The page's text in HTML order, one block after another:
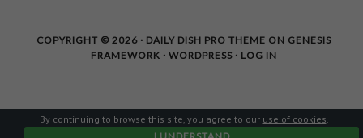
COPYRIGHT © 2026 · DAILY DISH PRO THEME ON GENESIS
FRAMEWORK · WORDPRESS· LOG IN
By continuing to browse this site, you agree to our use of cookies.